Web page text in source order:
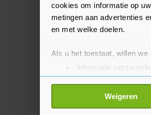
cookies om informatie op
metingen aan advertenties
en met welke doelen.
Als u het toestaat, willen we
Informatie
Uw apparaat
Lees meer over hoe uw
toestemming op elk
Weigeren